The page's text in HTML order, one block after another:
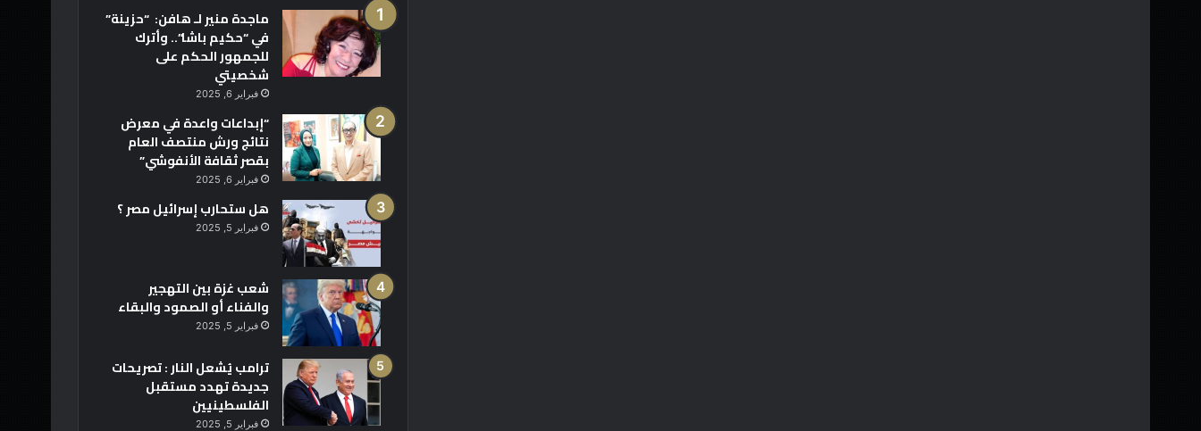
ماجدة منير لـ هافن: “حزينة”
في “حكيم باشا”.. وأترك
للجمهور الحكم على
شخصيتي
فبراير 6, 2025
“إبداعات واعدة في معرض
نتائج ورش منتصف العام
بقصر ثقافة الأنفوشي”
فبراير 6, 2025
هل ستحارب إسرائيل مصر ؟
فبراير 5, 2025
شعب غزة بين التهجير
والفناء أو الصمود والبقاء
فبراير 5, 2025
ترامب يُشعل النار : تصريحات
جديدة تهدد مستقبل
الفلسطينيين
فبراير 5, 2025